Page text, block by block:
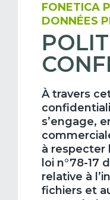
FONETICA
DONNÉES
À travers
s’engage,
à respecter
loi n°78-17
relative à
fichiers et